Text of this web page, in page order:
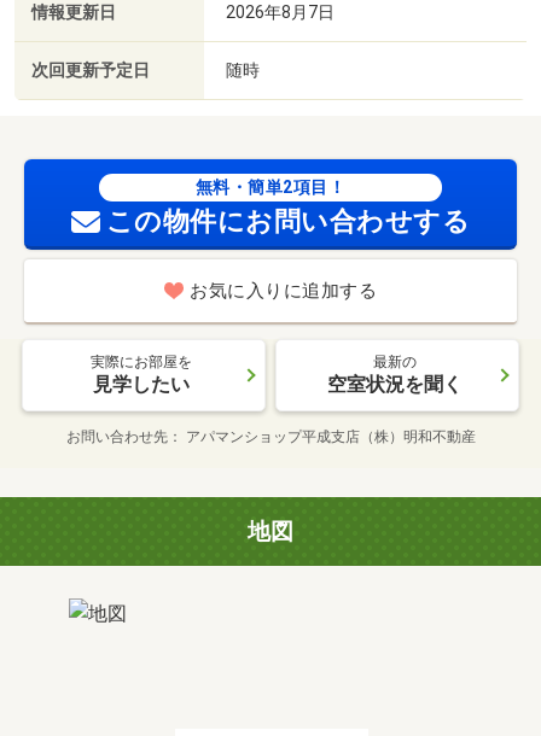
情報更新日 2026年8月7日
次回更新予定日 随時
無料・簡単2項目！
この物件にお問い合わせする
お気に入りに追加する
実際にお部屋を
見学したい
最新の
空室状況を聞く
お問い合わせ先 アパマンショップ平成支店（株）明和不動産
地図